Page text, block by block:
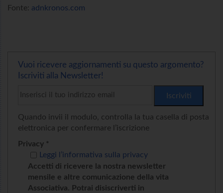
Fonte: adnkronos.com
Vuoi ricevere aggiornamenti su questo argomento?
Iscriviti alla Newsletter!
Quando invii il modulo, controlla la tua casella di posta
elettronica per confermare l’iscrizione
Privacy *
Accetti di ricevere la nostra newsletter
mensile e altre comunicazione della vita
Associativa. Potrai disiscriverti in
Leggi l’informativa sulla privacy